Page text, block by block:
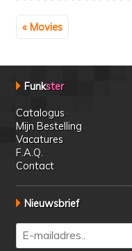
« Movies
Funkster
Catalogus
Mijn Bestelling
Vacatures
F.A.Q.
Contact
Nieuwsbrief